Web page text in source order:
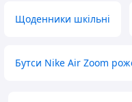
Щоденники шкільні
Бутси Nike Air Zoom